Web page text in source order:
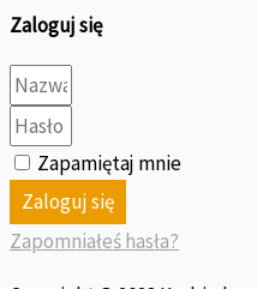
Zaloguj się
Zapamiętaj mnie
Zaloguj się
Zapomniałeś hasła?